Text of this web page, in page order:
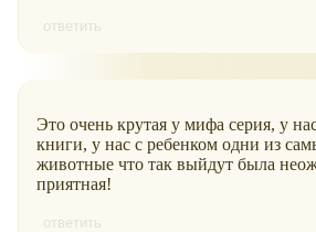
ответить
Это очень крутая у мифа серия, у
книги, у нас с ребенком одни из
животные что так выйдут была
приятная!
ответить